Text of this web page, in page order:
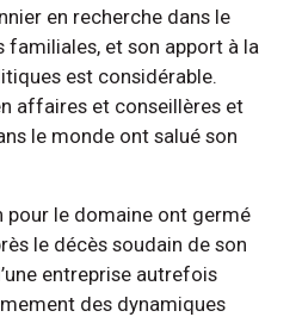
en recherche dans le
familiales, et son apport à la
est considérable.
affaires et conseillères et
le monde ont salué son
pour le domaine ont germé
le décès soudain de son
entreprise autrefois
des dynamiques